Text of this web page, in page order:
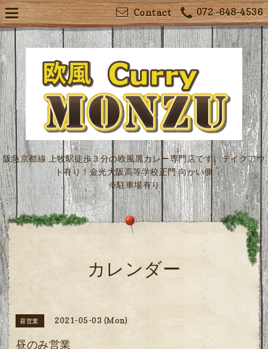
072 -648-4536
Contact
阪急京都線 上牧駅徒歩３分の欧風黒カレー専門店です。テイクアウ
ト有り！金光大阪高等学校正門 向かい側
※駐車場有り
カレンダー
昼営業 2021-05-03 (Mon)
昼のみ営業